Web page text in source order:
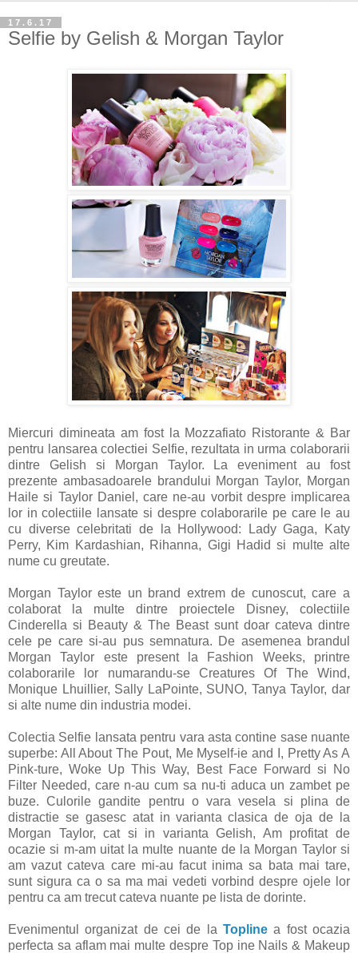
17.6.17
Selfie by Gelish & Morgan Taylor
Miercuri dimineata am fost la Mozzafiato Ristorante & Bar
pentru lansarea colectiei Selfie, rezultata in urma colaborarii
dintre Gelish si Morgan Taylor. La eveniment au fost
prezente ambasadoarele brandului Morgan Taylor, Morgan
Haile si Taylor Daniel, care ne-au vorbit despre implicarea
lor in colectiile lansate si despre colaborarile pe care le au
cu diverse celebritati de la Hollywood: Lady Gaga, Katy
Perry, Kim Kardashian, Rihanna, Gigi Hadid si multe alte
nume cu greutate.
Morgan Taylor este un brand extrem de cunoscut, care a
colaborat la multe dintre proiectele Disney, colectiile
Cinderella si Beauty & The Beast sunt doar cateva dintre
cele pe care si-au pus semnatura. De asemenea brandul
Morgan Taylor este present la Fashion Weeks, printre
colaborarile lor numarandu-se Creatures Of The Wind,
Monique Lhuillier, Sally LaPointe, SUNO, Tanya Taylor, dar
si alte nume din industria modei.
Colectia Selfie lansata pentru vara asta contine sase nuante
superbe: All About The Pout, Me Myself-ie and I, Pretty As A
Pink-ture, Woke Up This Way, Best Face Forward si No
Filter Needed, care n-au cum sa nu-ti aduca un zambet pe
buze. Culorile gandite pentru o vara vesela si plina de
distractie se gasesc atat in varianta clasica de oja de la
Morgan Taylor, cat si in varianta Gelish, Am profitat de
ocazie si m-am uitat la multe nuante de la Morgan Taylor si
am vazut cateva care mi-au facut inima sa bata mai tare,
sunt sigura ca o sa ma mai vedeti vorbind despre ojele lor
pentru ca am trecut cateva nuante pe lista de dorinte.
Evenimentul organizat de cei de la Topline a fost ocazia
perfecta sa aflam mai multe despre Top ine Nails & Makeup